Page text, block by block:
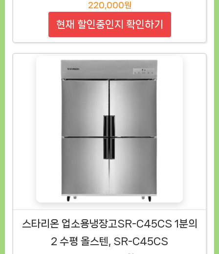
220,000원
현재 할인중인지 확인하기
스타리온 업소용냉장고SR-C45CS 1분의
2 수평 올스텐, SR-C45CS